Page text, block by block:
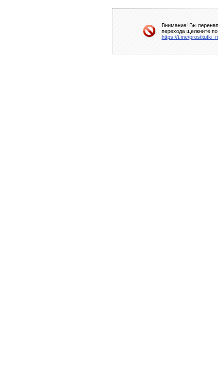
Внимание! Вы
перехода щелкните
https://t.me/